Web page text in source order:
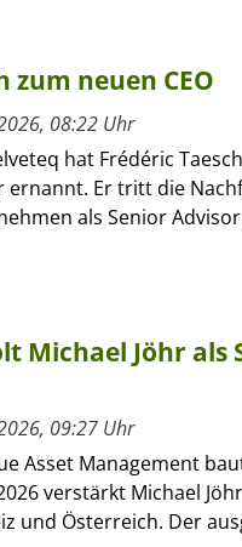
neuen CEO
08:22 Uhr
hat Frédéric
ernannt. Er tritt die
als Senior
Michael Jöhr als
09:27 Uhr
Asset Management
verstärkt Michael
und Österreich. Der